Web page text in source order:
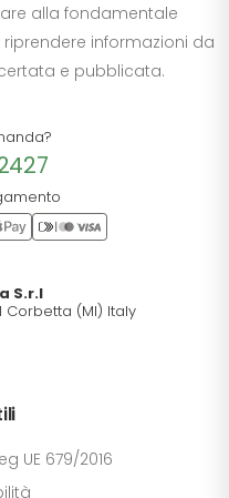
alla fondamentale
informazioni da
e pubblicata.
S.r.l
Corbetta (MI) Italy
UE 679/2016